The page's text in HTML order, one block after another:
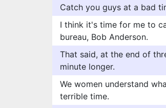
Catch you guys at a bad
I think it's time for me to
bureau, Bob Anderson.
That said, at the end of
minute longer.
We women understand
terrible time.